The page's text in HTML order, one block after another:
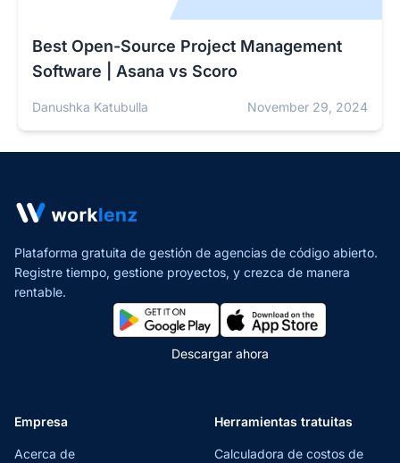
Best Open-Source Project Management
Software | Asana vs Scoro
Danushka Katubulla November 29, 2024
Plataforma gratuita de gestión de agencias de código abierto.
Registre tiempo, gestione proyectos, y crezca de manera
rentable.
Descargar ahora
Empresa
Acerca de
Herramientas tratuitas
Calculadora de costos de